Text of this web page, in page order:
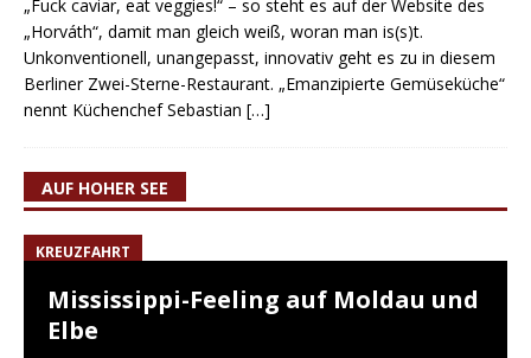
„Fuck caviar, eat veggies!“ – so steht es auf der Website des
„Horváth“, damit man gleich weiß, woran man is(s)t.
Unkonventionell, unangepasst, innovativ geht es zu in diesem
Berliner Zwei-Sterne-Restaurant. „Emanzipierte Gemüseküche“
nennt Küchenchef Sebastian […]
AUF HOHER SEE
KREUZFAHRT
Mississippi-Feeling auf Moldau und
Elbe